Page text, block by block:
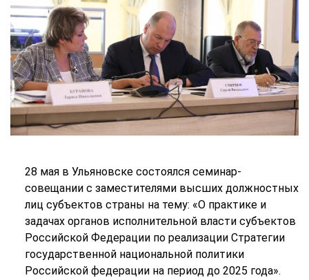
28 мая в Ульяновске состоялся семинар-
совещании с заместителями высших должностных
лиц субъектов страны на тему: «О практике и
задачах органов исполнительной власти субъектов
Российской Федерации по реализации Стратегии
государственной национальной политики
Российской федерации на период до 2025 года».